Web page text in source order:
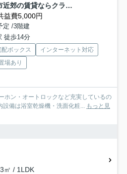
ジーメゾン知立 刈谷市近郊の賃貸ならクラスホーム刈谷店
益費5,000円
定 /3階建
徒歩14分
配ボックス
インターネット対応
場あり
ホン・オートロックなど充実しているの
備は浴室乾燥機・洗面化粧...
もっと見
㎡ / 1LDK